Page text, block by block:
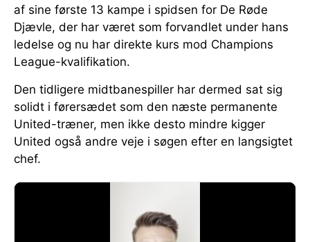
af sine første 13 kampe i spidsen for De Røde
Djævle, der har været som forvandlet under hans
ledelse og nu har direkte kurs mod Champions
League-kvalifikation.
Den tidligere midtbanespiller har dermed sat sig
solidt i førersædet som den næste permanente
United-træner, men ikke desto mindre kigger
United også andre veje i søgen efter en langsigtet
chef.